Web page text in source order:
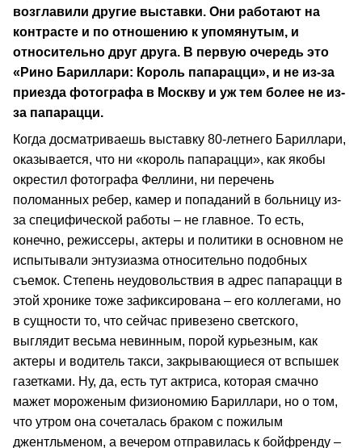
возглавили другие выставки. Они работают на
контрасте и по отношению к упомянутым, и
относительно друг друга. В первую очередь это
«Рино Бариллари: Король папарацци», и не из-за
приезда фотографа в Москву и уж тем более не из-
за папарацци.
Когда досматриваешь выставку 80-летнего Бариллари,
оказывается, что ни «король папарацци», как якобы
окрестил фотографа Феллини, ни перечень
поломанных ребер, камер и попаданий в больницу из-
за специфической работы – не главное. То есть,
конечно, режиссеры, актеры и политики в основном не
испытывали энтузиазма относительно подобных
съемок. Степень неудовольствия в адрес папарацци в
этой хронике тоже зафиксирована – его коллегами, но
в сущности то, что сейчас привезено светского,
выглядит весьма невинным, порой курьезным, как
актеры и водитель такси, закрывающиеся от вспышек
газетками. Ну, да, есть тут актриса, которая смачно
мажет мороженым физиономию Бариллари, но о том,
что утром она сочеталась браком с пожилым
джентльменом, а вечером отправилась к бойфренду –